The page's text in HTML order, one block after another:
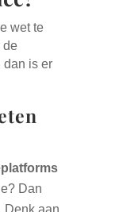
wet te
de
dan is er
Dan
Denk aan